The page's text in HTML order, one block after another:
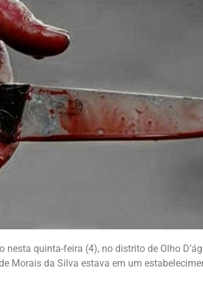
quinta-feira (4), no distrito de Olho
Morais da Silva estava em um